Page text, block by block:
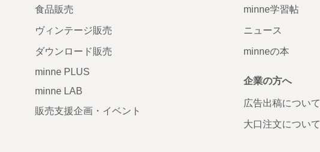
食品販売
ヴィンテージ販売
ダウンロード販売
minne PLUS
minne LAB
販売支援企画・イベント
minne学習帖
ニュース
minneの本
企業の方へ
広告出稿について
大口注文について